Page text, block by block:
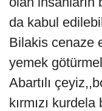
da kabul
Bilakis cenaze
yemek
Abartılı
kırmızı